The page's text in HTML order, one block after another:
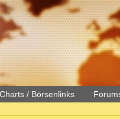
Charts / Börsenlinks